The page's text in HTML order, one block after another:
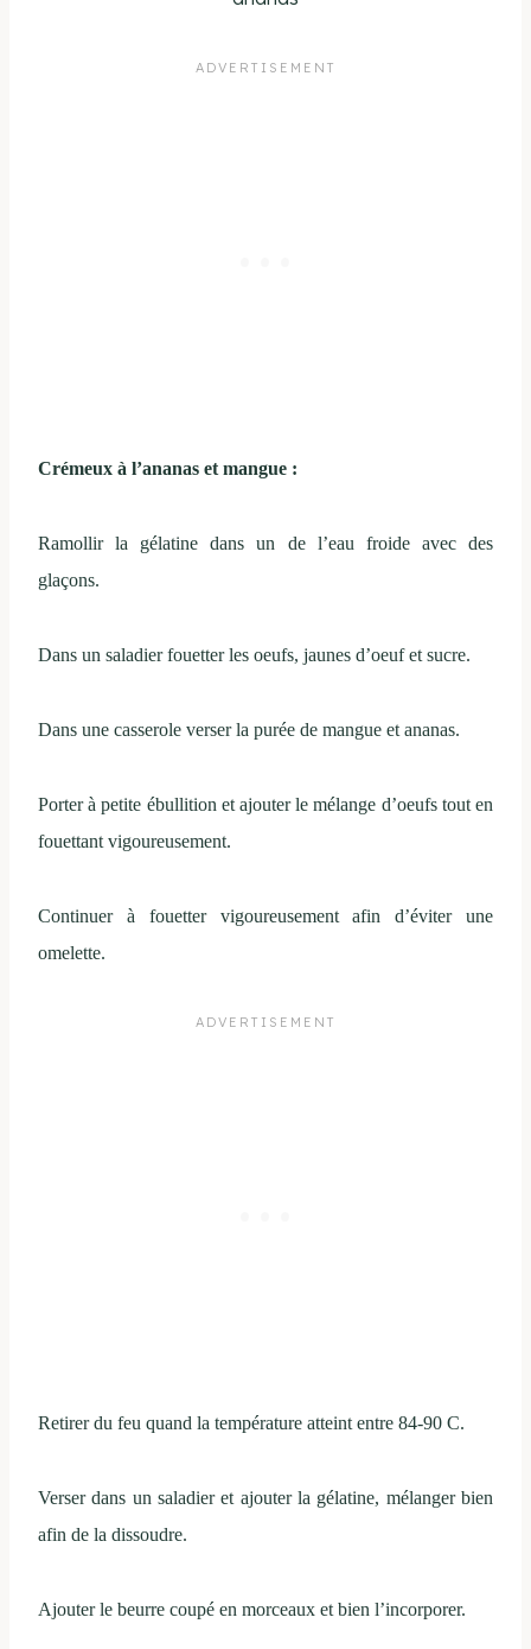
Crémeux à l’ananas et mangue :
Ramollir la gélatine dans un de l’eau froide avec des
glaçons.
Dans un saladier fouetter les oeufs, jaunes d’oeuf et sucre.
Dans une casserole verser la purée de mangue et ananas.
Porter à petite ébullition et ajouter le mélange d’oeufs tout en
fouettant vigoureusement.
Continuer à fouetter vigoureusement afin d’éviter une
omelette.
Retirer du feu quand la température atteint entre 84-90 C.
Verser dans un saladier et ajouter la gélatine, mélanger bien
afin de la dissoudre.
Ajouter le beurre coupé en morceaux et bien l’incorporer.